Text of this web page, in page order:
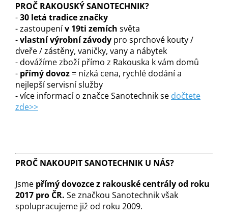
PROČ RAKOUSKÝ SANOTECHNIK?
-30 letá tradice značky
- zastoupenív 19ti zemích světa
-vlastní výrobní závody pro sprchové kouty /
dveře / zástěny, vaničky, vany a nábytek
- dovážíme zboží přímo z Rakouska k vám domů
- přímý dovoz= nízká cena, rychlé dodání a
nejlepší servisní služby
- více informací o značce Sanotechnik se dočtete
zde>>
PROČ NAKOUPIT SANOTECHNIK U NÁS?
Jsme přímý dovozce z rakouské centrály od roku
2017 pro ČR. Se značkou Sanotechnik však
spolupracujeme již od roku 2009.